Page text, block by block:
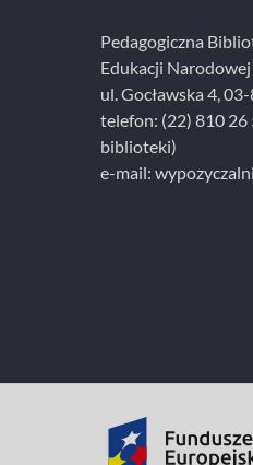
Pedagogiczna
Edukacji Narodowej
ul. Gocławska 4,
telefon: (22) 810 26
biblioteki)
e-mail: